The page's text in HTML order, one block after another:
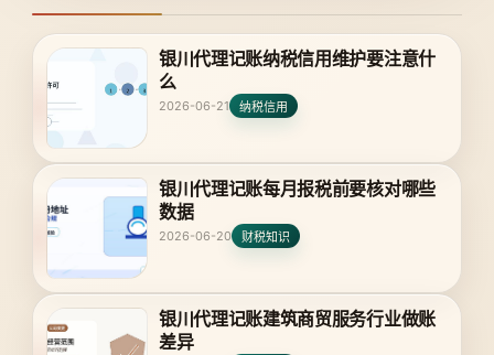
银川代理记账纳税信用维护要注意什
么
2026-06-21 纳税信用
银川代理记账每月报税前要核对哪些
数据
2026-06-20 财税知识
银川代理记账建筑商贸服务行业做账
差异